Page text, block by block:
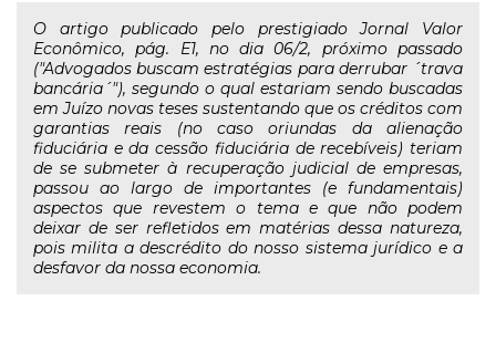
O artigo publicado pelo prestigiado Jornal Valor
Econômico, pág. E1, no dia 06/2, próximo passado
("Advogados buscam estratégias para derrubar ´trava
bancária´"), segundo o qual estariam sendo buscadas
em Juízo novas teses sustentando que os créditos com
garantias reais (no caso oriundas da alienação
fiduciária e da cessão fiduciária de recebíveis) teriam
de se submeter à recuperação judicial de empresas,
passou ao largo de importantes (e fundamentais)
aspectos que revestem o tema e que não podem
deixar de ser refletidos em matérias dessa natureza,
pois milita a descrédito do nosso sistema jurídico e a
desfavor da nossa economia.